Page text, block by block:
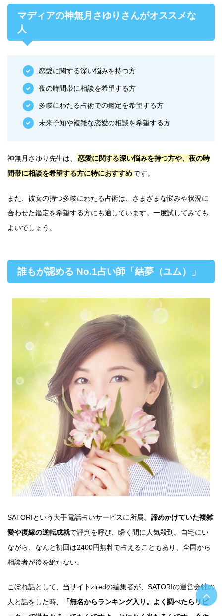
マディアの神無月さゆりさんがオススメな
人
恋愛に関する深い悩みを持つ方
夜の時間帯に相談を希望する方
多岐にわたる占術での鑑定を希望する方
未来予知や複雑な恋愛の相談を希望する方
神無月さゆり先生は、
恋愛に関する深い悩みを持つ方や、夜の時
間帯に相談を希望する方に特におすすめです。
また、彼女の持つ多岐にわたる占術は、さまざまな悩みや状況に
合わせた鑑定を希望する方にも適しています。一度試してみても
よいでしょう。
誰もが認める No.1占い師「結夢（ユム）」
SATORIという大手電話占いサービスに所属。 諦めかけていた複雑
愛や復縁の逆転成就で評判を呼び、瞬く間に人気殺到。自宅にい
ながら、なんと初回は2400円無料で占えることもあり、全国から
相談者が後を絶たない。
こぼれ話として、当サイトziredの編集者が、SATORIの運営会社の
人と話をした時、
「無名からランキング入り。よく調べたらリピ